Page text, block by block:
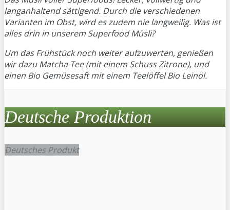
langanhaltend sättigend. Durch die verschiedenen
Varianten im Obst, wird es zudem nie langweilig. Was ist
alles drin in unserem Superfood Müsli?
Um das Frühstück noch weiter aufzuwerten, genießen
wir dazu Matcha Tee (mit einem Schuss Zitrone), und
einen Bio Gemüsesaft mit einem Teelöffel Bio Leinöl.
Deutsche Produktion
Deutsches Produkt